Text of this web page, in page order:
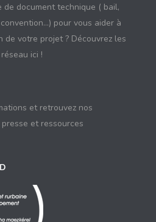
de document technique ( bail,
pour vous aider à
de votre projet ? Découvrez les
ici !
et retrouvez nos
et ressources